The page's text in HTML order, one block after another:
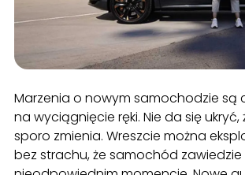
Marzenia o nowym samochodzie są
na wyciągnięcie ręki. Nie da się
sporo zmienia. Wreszcie można
bez strachu, że samochód